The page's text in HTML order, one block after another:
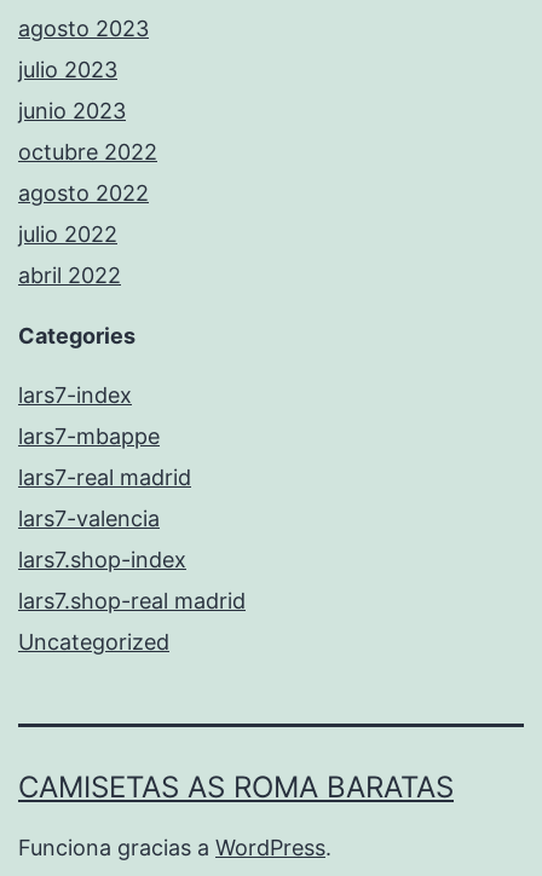
agosto 2023
julio 2023
junio 2023
octubre 2022
agosto 2022
julio 2022
abril 2022
Categories
lars7-index
lars7-mbappe
lars7-real madrid
lars7-valencia
lars7.shop-index
lars7.shop-real madrid
Uncategorized
CAMISETAS AS ROMA BARATAS
Funciona gracias a WordPress.